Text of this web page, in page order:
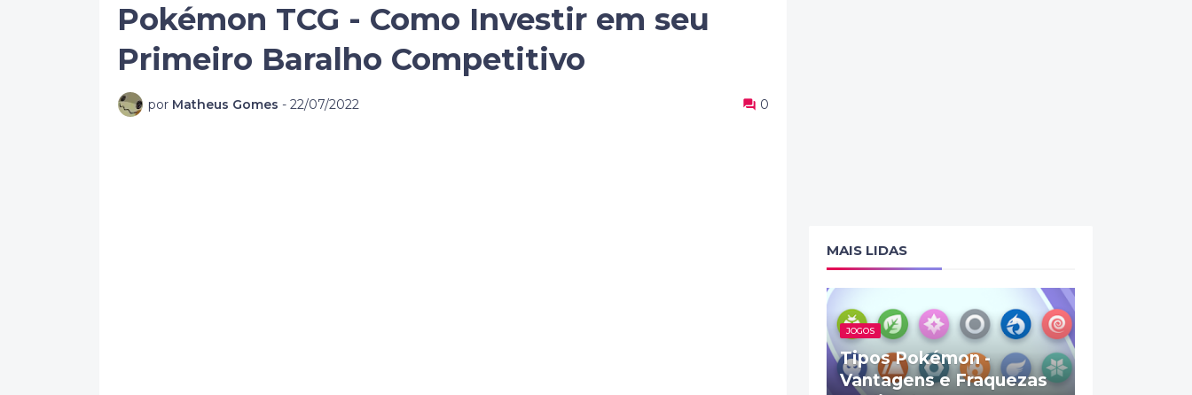
Pokémon TCG - Como Investir em seu
Primeiro Baralho Competitivo
por Matheus Gomes - 22/07/2022 0
MAIS LIDAS
JOGOS
Tipos Pokémon -
Vantagens e Fraquezas